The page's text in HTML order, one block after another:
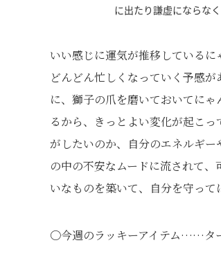
に出たり謙虚にならな
いい感じに運気が推移している
どんどん忙しくなっていく予感
に、獅子の爪を磨いておいてに
るから、きっとよい変化が起こ
がしたいのか、自分のエネルギ
の中の不安なムードに流されて
いなものを築いて、自分を守って
〇今週のラッキーアイテム……タ